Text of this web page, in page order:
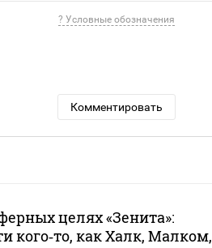
? Условные обозначения
Комментировать
целях «Зенита»:
кого‑то, как Халк, Малком,